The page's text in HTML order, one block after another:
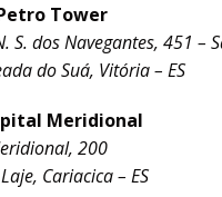
Tower
S. dos Navegantes, 451 –
do Suá, Vitória – ES
Meridional
200
Cariacica – ES